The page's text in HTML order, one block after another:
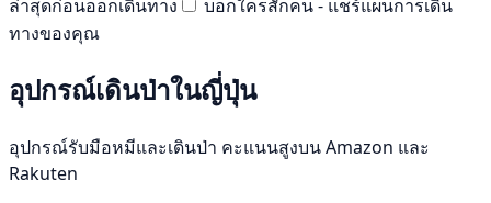
ล่าสุดก่อนออกเดินทาง
บอกใครสักคน - แชร์แผนการเดิน
ทางของคุณ
อุปกรณ์เดินป่าในญี่ปุ่น
อุปกรณ์รับมือหมีและเดินป่า คะแนนสูงบน Amazon และ
Rakuten